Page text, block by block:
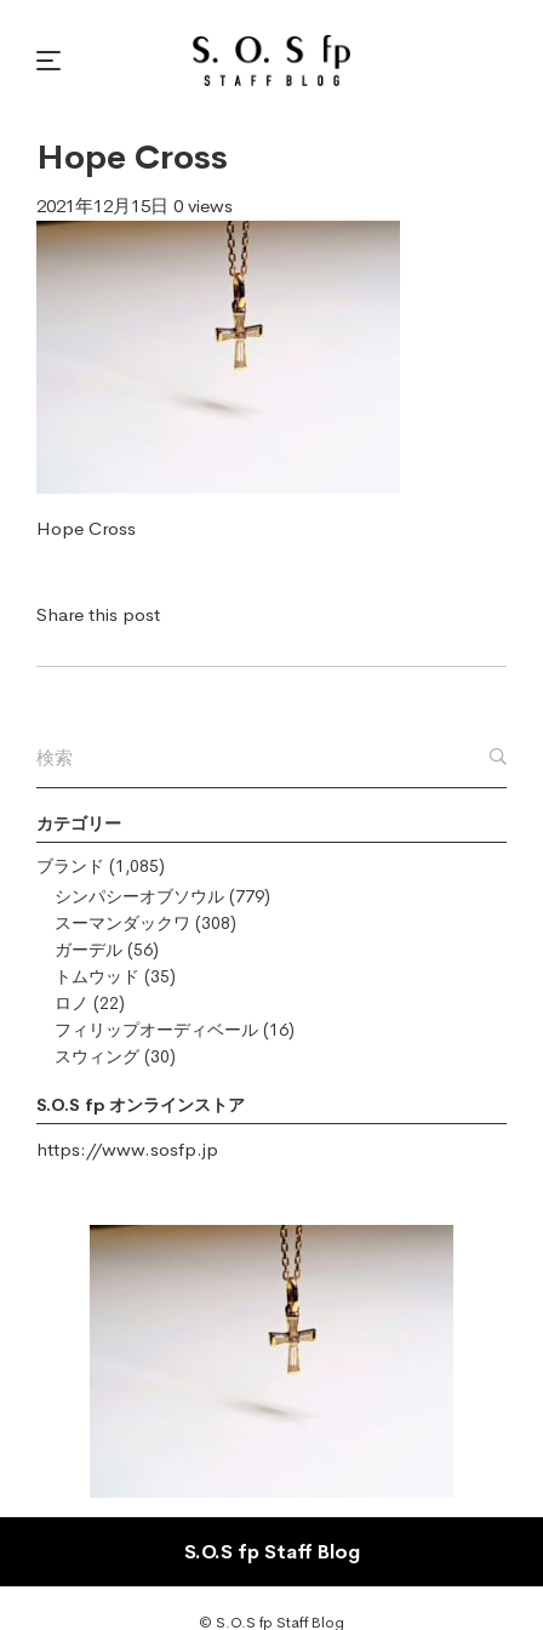
カテゴリー
ブランド (1,085)
シンパシーオブソウル (779)
スーマンダックワ (308)
ガーデル (56)
トムウッド (35)
ロノ (22)
フィリップオーディベール (16)
スウィング (30)
S.O.S fp オンラインストア
https://www.sosfp.jp
Hope Cross
2021年12月15日 0 views
Hope Cross
Share this post
S.O.S fp Staff Blog
© S.O.S fp Staff Blog